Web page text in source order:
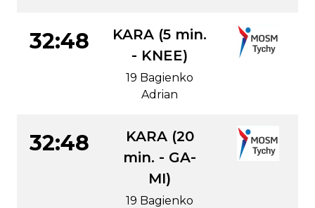
32:48
KARA (5 min.
- KNEE)
19 Bagienko
Adrian
32:48
KARA (20
min. - GA-
MI)
19 Bagienko